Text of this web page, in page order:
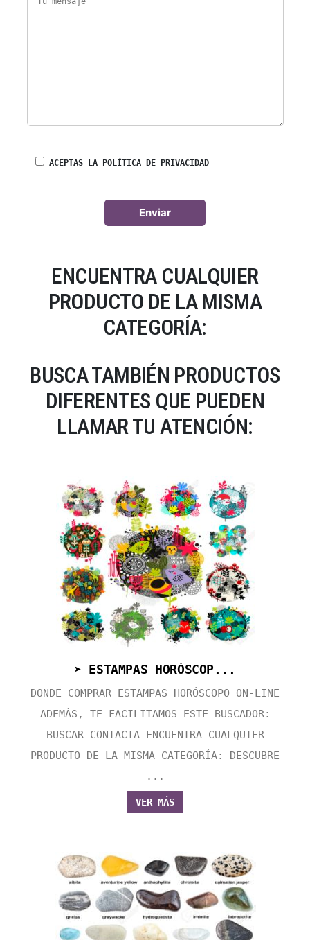
ACEPTAS LA POLÍTICA DE PRIVACIDAD
ENCUENTRA CUALQUIER
PRODUCTO DE LA MISMA
CATEGORÍA:
BUSCA TAMBIÉN PRODUCTOS
DIFERENTES QUE PUEDEN
LLAMAR TU ATENCIÓN:
➤ ESTAMPAS HORÓSCOP...
DONDE COMPRAR ESTAMPAS HORÓSCOPO ON-LINE
ADEMÁS, TE FACILITAMOS ESTE BUSCADOR:
BUSCAR CONTACTA ENCUENTRA CUALQUIER
PRODUCTO DE LA MISMA CATEGORÍA: DESCUBRE
...
VER MÁS